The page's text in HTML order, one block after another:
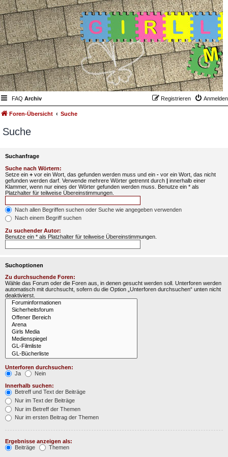
FAQ Archiv Anmelden
Registrieren
Foren-Übersicht Suche
Suche
Suchanfrage
Suche nach Wörtern:
Setze ein + vor ein Wort, das gefunden werden muss und ein - vor ein Wort, das nicht
gefunden werden darf. Verwende mehrere Wörter getrennt durch | innerhalb einer
Klammer, wenn nur eines der Wörter gefunden werden muss. Benutze ein * als
Platzhalter für teilweise Übereinstimmungen.
Nach allen Begriffen suchen oder Suche wie angegeben verwenden
Nach einem Begriff suchen
Zu suchender Autor:
Benutze ein * als Platzhalter für teilweise Übereinstimmungen.
Suchoptionen
Zu durchsuchende Foren:
Wähle das Forum oder die Foren aus, in denen gesucht werden soll. Unterforen werden
automatisch mit durchsucht, sofern du die Option „Unterforen durchsuchen“ unten nicht
deaktivierst.
Unterforen durchsuchen:
Ja
Nein
Innerhalb suchen:
Betreff und Text der Beiträge
Nur im Text der Beiträge
Nur im Betreff der Themen
Nur im ersten Beitrag der Themen
Ergebnisse anzeigen als:
Beiträge
Themen